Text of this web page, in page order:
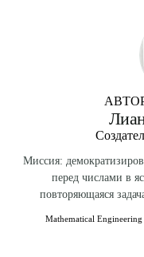
заключения или
подтверждает, что
конверт) была
вручения — с этой
Миссия:
перед числами в
повторяющаяся
Mathematical